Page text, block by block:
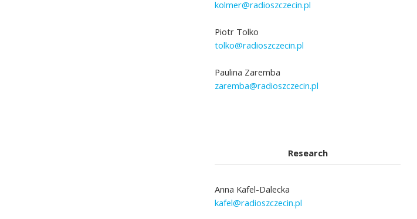
kolmer@radioszczecin.pl
Piotr Tolko
tolko@radioszczecin.pl
Paulina Zaremba
zaremba@radioszczecin.pl
Research
Anna Kafel-Dalecka
kafel@radioszczecin.pl